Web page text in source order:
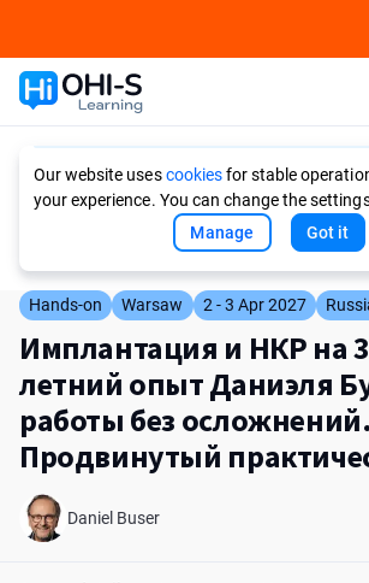
Our website usescookiesfor stable
your experience. You can change the
Manage
Got it
Hands-on Warsaw 2 - 3 Apr 2027
Имплантация и НКР на
летний опыт Даниэля
работы без осложнений.
Продвинутый
Daniel Buser